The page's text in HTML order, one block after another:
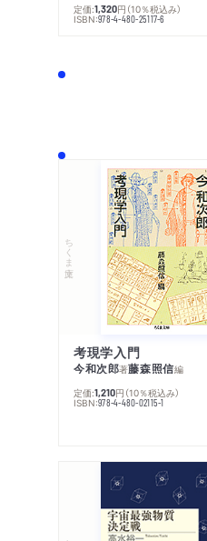
定価:1,320円 （10％税込み）
ISBN:978-4-480-25117-6
ちくま文庫
考現学入門
今和次郎著藤森照信編
定価:1,210円 （10％税込み）
ISBN:978-4-480-02115-1